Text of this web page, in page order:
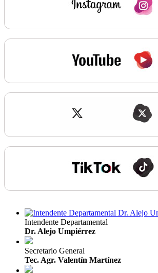
Intendente Departamental
Dr. Alejo Umpiérrez
Secretario General
Tec. Agr. Valentín Martínez